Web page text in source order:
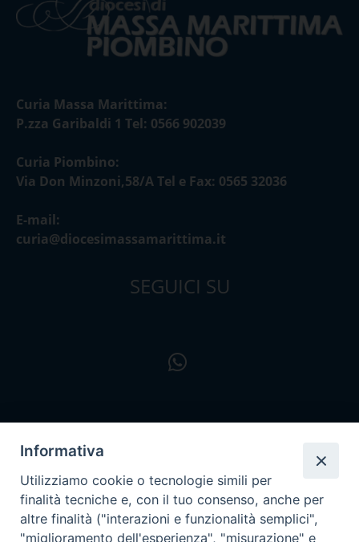
Curia Massa Marittima:
P.zza Garibaldi 1 Tel: 0566 902039
Curia Piombino:
Via Don Minzoni,58/A Tel e Fax: 0565 32036
E-mail:
curia@diocesimassamarittima.it
SEGUICI SU
Informativa
Utilizziamo cookie o tecnologie simili per
finalità tecniche e, con il tuo consenso, anche per
altre finalità ("interazioni e funzionalità semplici",
"miglioramento dell'esperienza", "misurazione" e